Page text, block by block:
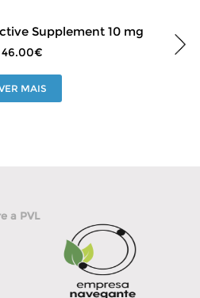
Supplement 10 mg
46.00€
MAIS
a PVL